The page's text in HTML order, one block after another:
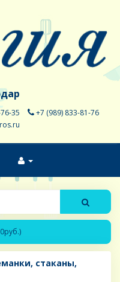
35
+7 (989) 833-81-76
стаканы,